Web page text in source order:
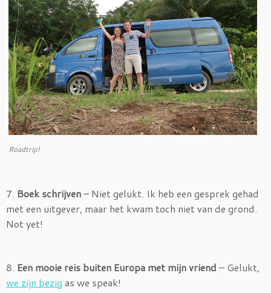
Roadtrip!
7. Boek schrijven– Niet gelukt. Ik heb een gesprek gehad
met een uitgever, maar het kwam toch niet van de grond.
Not yet!
8. Een mooie reis buiten Europa met mijn vriend – Gelukt,
we zijn bezig as we speak!